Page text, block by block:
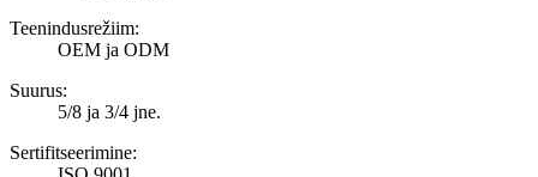
Teenindusrežiim:
OEM ja ODM
Suurus:
5/8 ja 3/4 jne.
Sertifitseerimine: